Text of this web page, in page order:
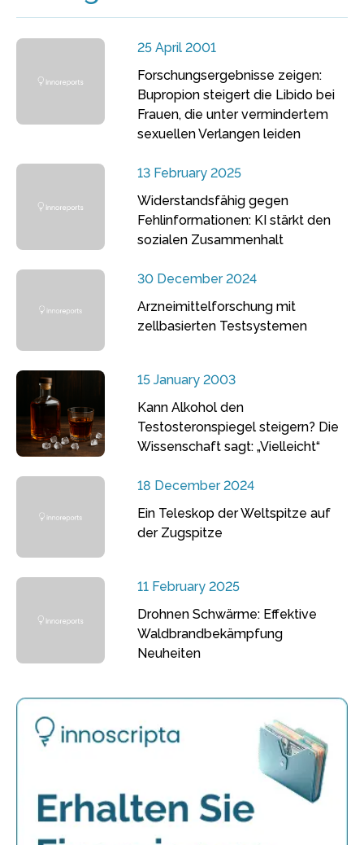
25 April 2001
Forschungsergebnisse zeigen:
Bupropion steigert die Libido bei
Frauen, die unter vermindertem
sexuellen Verlangen leiden
13 February 2025
Widerstandsfähig gegen
Fehlinformationen: KI stärkt den
sozialen Zusammenhalt
30 December 2024
Arzneimittelforschung mit
zellbasierten Testsystemen
15 January 2003
Kann Alkohol den
Testosteronspiegel steigern? Die
Wissenschaft sagt: „Vielleicht“
18 December 2024
Ein Teleskop der Weltspitze auf
der Zugspitze
11 February 2025
Drohnen Schwärme: Effektive
Waldbrandbekämpfung
Neuheiten